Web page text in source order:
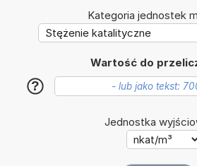
Kategoria jednostek
Wartość do
?
Jednostka